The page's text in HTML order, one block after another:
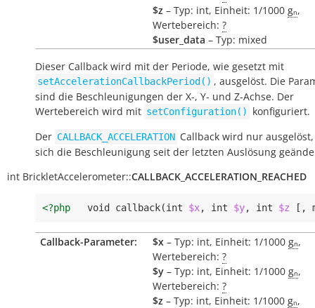
$z – Typ: int, Einheit: 1/1000 gₙ,
Wertebereich: ?
$user_data – Typ: mixed
Dieser Callback wird mit der Periode, wie gesetzt mit
setAccelerationCallbackPeriod() , ausgelöst. Die
sind die Beschleunigungen der X-, Y- und Z-Achse. Der
Wertebereich wird mit setConfiguration()
konfiguriert.
Der CALLBACK_ACCELERATION Callback wird nur
sich die Beschleunigung seit der letzten Auslösung
int BrickletAccelerometer::CALLBACK_ACCELERATION_REACHED
<?php void callback(int $x, int $y, int $z [,
Callback-Parameter: $x – Typ: int, Einheit: 1/1000 gₙ,
Wertebereich: ?
$y – Typ: int, Einheit: 1/1000 gₙ,
Wertebereich: ?
$z – Typ: int, Einheit: 1/1000 gₙ,